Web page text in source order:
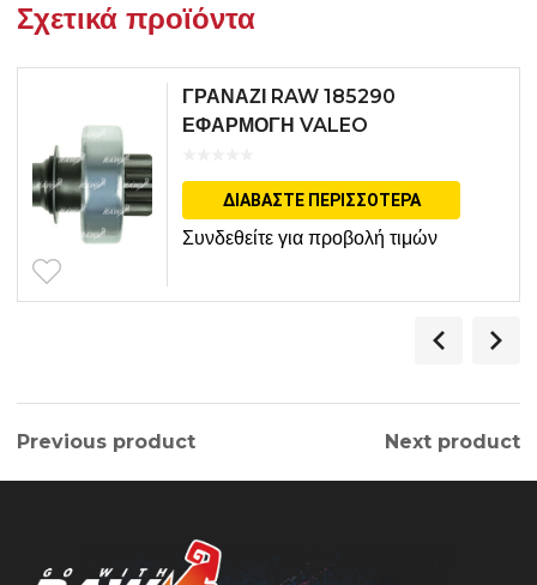
Σχετικά προϊόντα
ΓΡΑΝΑΖΙ RAW 185290
ΕΦΑΡΜΟΓΗ VALEO
ΔΙΑΒΆΣΤΕ ΠΕΡΙΣΣΌΤΕΡΑ
Συνδεθείτε για προβολή τιμών
Previous product Next product